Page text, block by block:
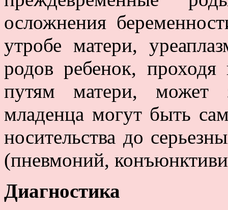
осложнения
утробе матери,
родов ребенок,
путям матери, может
младенца могут быть
носительства до
(пневмоний,
Диагностика